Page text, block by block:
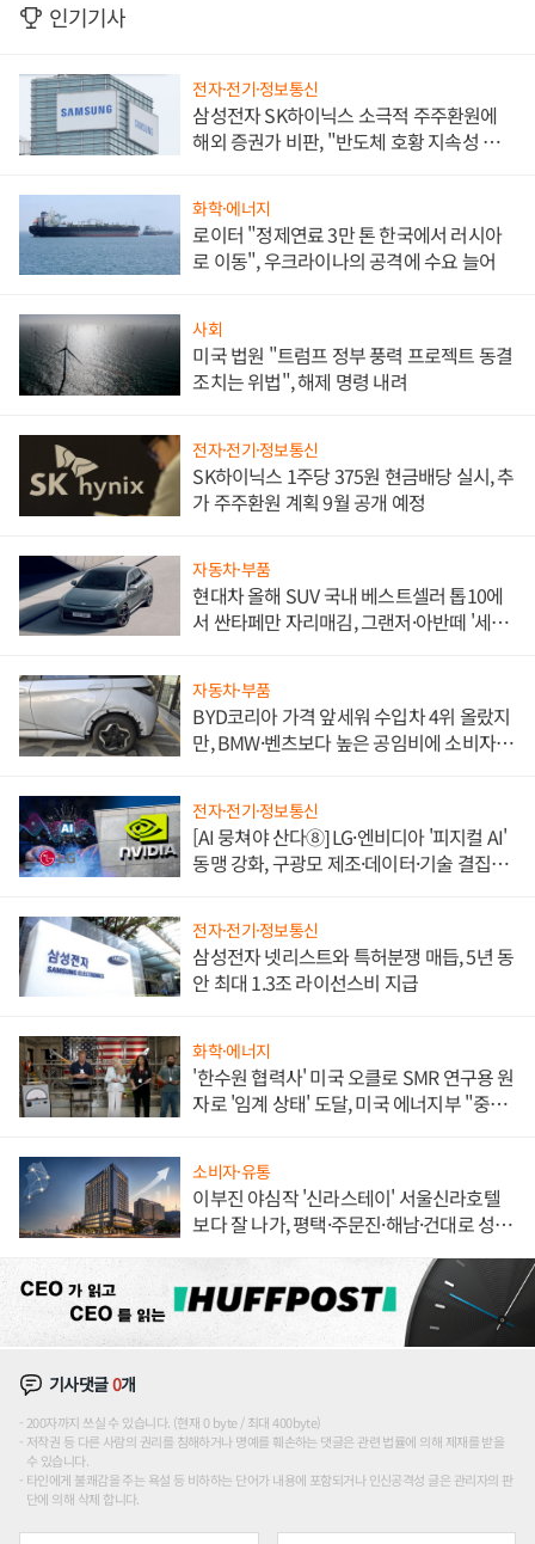
인기기사
전자·전기·정보통신
삼성전자 SK하이닉스 소극적 주주환원에
해외 증권가 비판, "반도체 호황 지속성 의
화학·에너지
로이터 "정제연료 3만 톤 한국에서 러시아
로 이동", 우크라이나의 공격에 수요 늘어
사회
미국 법원 "트럼프 정부 풍력 프로젝트 동결
조치는 위법", 해제 명령 내려
전자·전기·정보통신
SK하이닉스 1주당 375원 현금배당 실시, 추
가 주주환원 계획 9월 공개 예정
자동차·부품
현대차 올해 SUV 국내 베스트셀러 톱10에
서 싼타페만 자리매김, 그랜저·아반떼 '세단
자동차·부품
BYD코리아 가격 앞세워 수입차 4위 올랐지
만, BMW·벤츠보다 높은 공임비에 소비자
전자·전기·정보통신
[AI 뭉쳐야 산다⑧] LG·엔비디아 '피지컬 AI'
동맹 강화, 구광모 제조·데이터·기술 결집
전자·전기·정보통신
삼성전자 넷리스트와 특허분쟁 매듭, 5년 동
안 최대 1.3조 라이선스비 지급
화학·에너지
'한수원 협력사' 미국 오클로 SMR 연구용 원
자로 '임계 상태' 도달, 미국 에너지부 "중요
소비자·유통
이부진 야심작 '신라스테이' 서울신라호텔
보다 잘 나가, 평택·주문진·해남·건대로 성
기사댓글0개
200자까지 쓰실 수 있습니다. (현재 0 byte / 최대 400byte)
저작권 등 다른 사람의 권리를 침해하거나 명예를 훼손하는 댓글은 관련 법률에 의해 제재를 받을
수 있습니다.
타인에게 불쾌감을 주는 욕설 등 비하하는 단어가 내용에 포함되거나 인신공격성 글은 관리자의 판
단에 의해 삭제 합니다.